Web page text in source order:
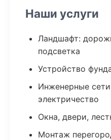
Наши услуги
Ландшафт:
подсветка
Устройство
Инженерные
электричество
Окна, двери,
Монтаж